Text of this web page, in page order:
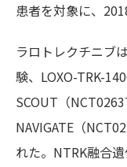
患者を対象に、
ラロトレクチニブ
験、LOXO-TRK-
SCOUT（
NAVIGATE（
れた。NTRK融合